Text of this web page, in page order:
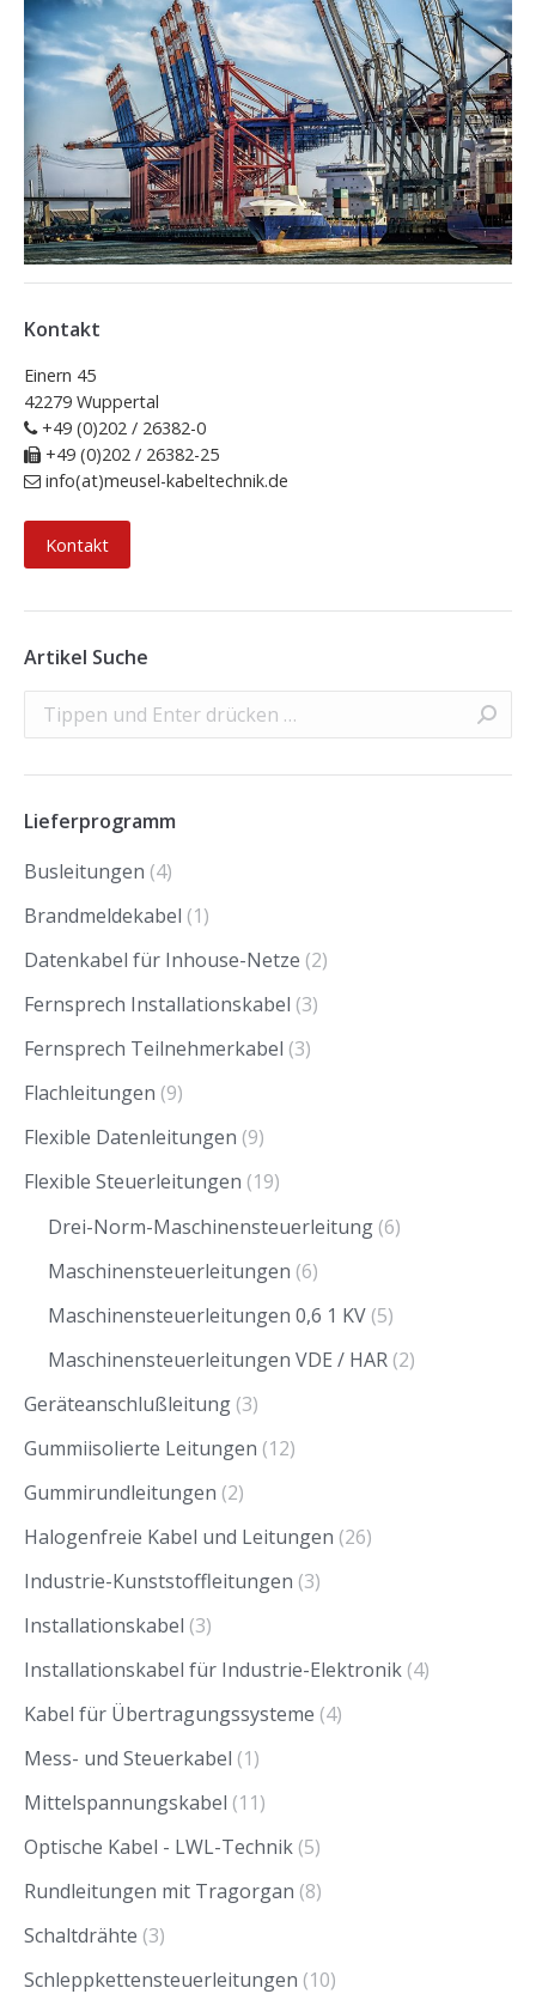
Kontakt
Einern 45
42279 Wuppertal
+49 (0)202 / 26382-0
+49 (0)202 / 26382-25
info(at)meusel-kabeltechnik.de
Kontakt
Artikel Suche
Search:
Lieferprogramm
Busleitungen (4)
Brandmeldekabel (1)
Datenkabel für Inhouse-Netze (2)
Fernsprech Installationskabel (3)
Fernsprech Teilnehmerkabel (3)
Flachleitungen (9)
Flexible Datenleitungen (9)
Flexible Steuerleitungen (19)
Drei-Norm-Maschinensteuerleitung (6)
Maschinensteuerleitungen (6)
Maschinensteuerleitungen 0,6 1 KV (5)
Maschinensteuerleitungen VDE / HAR (2)
Geräteanschlußleitung (3)
Gummiisolierte Leitungen (12)
Gummirundleitungen (2)
Halogenfreie Kabel und Leitungen (26)
Industrie-Kunststoffleitungen (3)
Installationskabel (3)
Installationskabel für Industrie-Elektronik (4)
Kabel für Übertragungssysteme (4)
Mess- und Steuerkabel (1)
Mittelspannungskabel (11)
Optische Kabel - LWL-Technik (5)
Rundleitungen mit Tragorgan (8)
Schaltdrähte (3)
Schleppkettensteuerleitungen (10)